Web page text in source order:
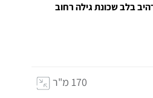
ומרהיב בלב שכונת גילה רחוב
170 מ"ר